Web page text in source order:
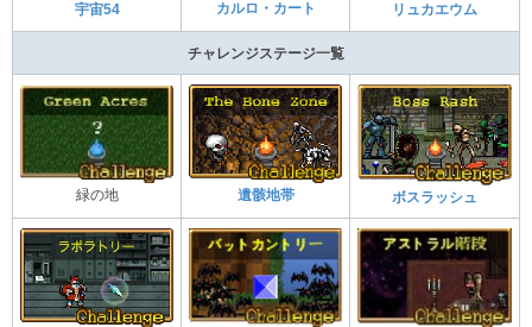
宇宙54 カルロ・カート リュカエウム
チャレンジステージ一覧
緑の地 遺骸地帯 ボスラッシュ